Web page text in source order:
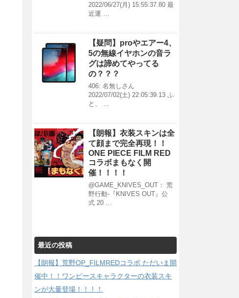
2022/06/27(月) 15:55:37.80 最
近運 …
【疑問】proやエアー4、
5の無線イヤホンの音ラ
グは諦めてやってる
の？？？
406: 名無しさん
2022/07/02(土) 22:05:39.13 ふ
と、 …
【朗報】衣装スキンは全
て顔まで完全再現！！
ONE PIECE FILM RED
コラボまもなく開
催！！！！
@GAME_KNIVES_OUT： 荒
野行動-『KNIVES OUT』公
式 20 …
最近の投稿
【朗報】荒野OP_FILMREDコラボ ただいま開
催中！！ワンピースキャラクターの衣装スキ
ンが大量登場！！！！